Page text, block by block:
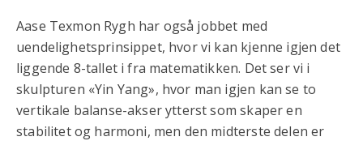
Aase Texmon Rygh har også jobbet med
uendelighetsprinsippet, hvor vi kan kjenne igjen det
liggende 8-tallet i fra matematikken. Det ser vi i
skulpturen «Yin Yang», hvor man igjen kan se to
vertikale balanse-akser ytterst som skaper en
stabilitet og harmoni, men den midterste delen er